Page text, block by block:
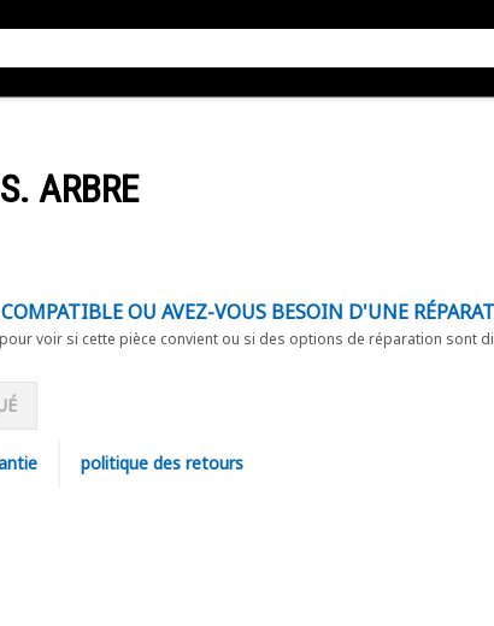
ARBRE
OU AVEZ-VOUS BESOIN D'UNE
voir si cette pièce convient ou si des options de réparation sont
politique des retours